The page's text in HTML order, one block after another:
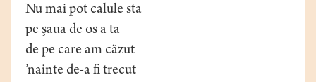
Nu mai pot calule sta
pe şaua de os a ta
de pe care am căzut
’nainte de-a fi trecut